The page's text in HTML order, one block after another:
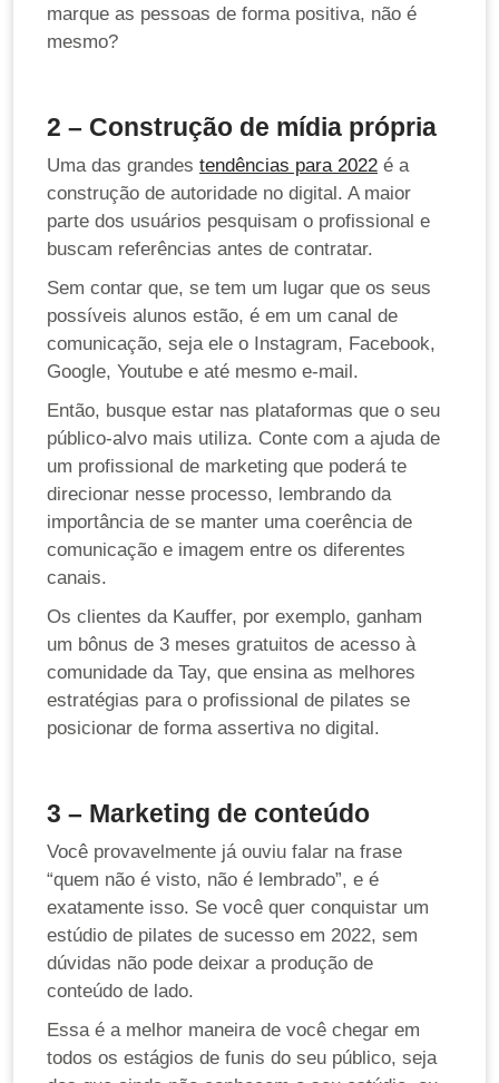
marque as pessoas de forma positiva, não é
mesmo?
2 – Construção de mídia própria
Uma das grandes tendências para 2022 é a
construção de autoridade no digital. A maior
parte dos usuários pesquisam o profissional e
buscam referências antes de contratar.
Sem contar que, se tem um lugar que os seus
possíveis alunos estão, é em um canal de
comunicação, seja ele o Instagram, Facebook,
Google, Youtube e até mesmo e-mail.
Então, busque estar nas plataformas que o seu
público-alvo mais utiliza. Conte com a ajuda de
um profissional de marketing que poderá te
direcionar nesse processo, lembrando da
importância de se manter uma coerência de
comunicação e imagem entre os diferentes
canais.
Os clientes da Kauffer, por exemplo, ganham
um bônus de 3 meses gratuitos de acesso à
comunidade da Tay, que ensina as melhores
estratégias para o profissional de pilates se
posicionar de forma assertiva no digital.
3 – Marketing de conteúdo
Você provavelmente já ouviu falar na frase
“quem não é visto, não é lembrado”, e é
exatamente isso. Se você quer conquistar um
estúdio de pilates de sucesso em 2022, sem
dúvidas não pode deixar a produção de
conteúdo de lado.
Essa é a melhor maneira de você chegar em
todos os estágios de funis do seu público, seja